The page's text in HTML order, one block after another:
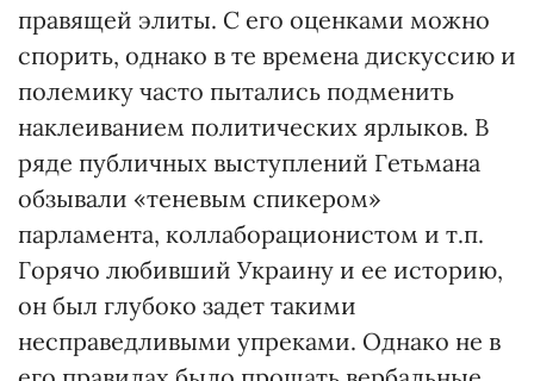
правящей элиты. С его оценками можно
спорить, однако в те времена дискуссию и
полемику часто пытались подменить
наклеиванием политических ярлыков. В
ряде публичных выступлений Гетьмана
обзывали «теневым спикером»
парламента, коллаборационистом и т.п.
Горячо любивший Украину и ее историю,
он был глубоко задет такими
несправедливыми упреками. Однако не в